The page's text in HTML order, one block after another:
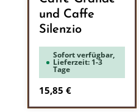
und Caffe
Silenzio
Sofort verfügbar,
Lieferzeit: 1-3
Tage
Regulärer Preis:
15,85 €